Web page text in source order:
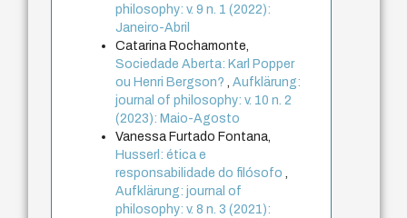
philosophy: v. 9 n. 1 (2022):
Janeiro-Abril
Catarina Rochamonte,
Sociedade Aberta: Karl Popper
ou Henri Bergson?,Aufklärung:
journal of philosophy: v. 10 n. 2
(2023): Maio-Agosto
Vanessa Furtado Fontana,
Husserl: ética e
responsabilidade do filósofo,
Aufklärung: journal of
philosophy: v. 8 n. 3 (2021):